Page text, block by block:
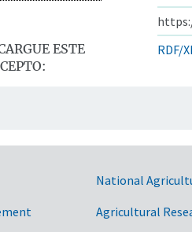
ESTE
RDF/
National
Agricultural